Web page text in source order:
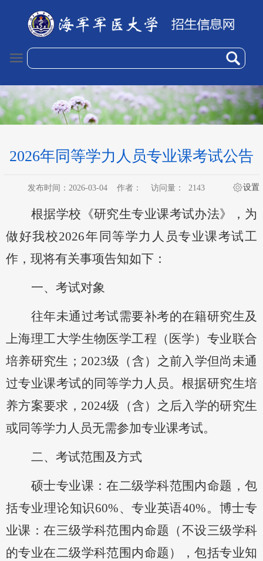
2026年同等学力人员专业课考试公告
发布时间：2026-03-04 作者： 访问量： 2143 设置
根据学校 《研究生专业课考试办法》 ， 为
做好我校2026年 同等学力人员专业课考试工
作，现将有关事项告知如下：
一、考试对象
往年未通过考试需要补考的在籍研究生及
上海理工大学生物医学工程（医学）专业联合
培养研究生； 2023级（含）之前入学但尚未通
过专业课考试的同等学力人员。根据研究生培
养方案要求，2024级（含）之后入学的研究生
或同等学力人员无需参加专业课考试。
二、考试范围及方式
硕士专业课：在二级学科范围内命题，包
括专业理论知识60%、专业英语40%。博士专
业课：在三级学科范围内命题（不设三级学科
的专业在二级学科范围内命题），包括专业知